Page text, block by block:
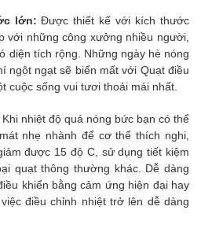
lớn:Được thiết kế với kích thước
với những công xưởng nhiều người,
diện tích rộng. Những ngày hè nóng
ngột ngạt sẽ biến mất với Quạt điều
cuộc sống vui tươi thoải mái nhất.
Khi nhiệt độ quá nóng bức bạn có thể
nhẹ nhành để cơ thể thích nghi,
được 15 độ C, sử dụng tiết kiệm
quạt thông thường khác. Dễ dàng
khiển bằng cảm ứng hiện đại hay
điều chỉnh nhiệt trở lên dễ dàng